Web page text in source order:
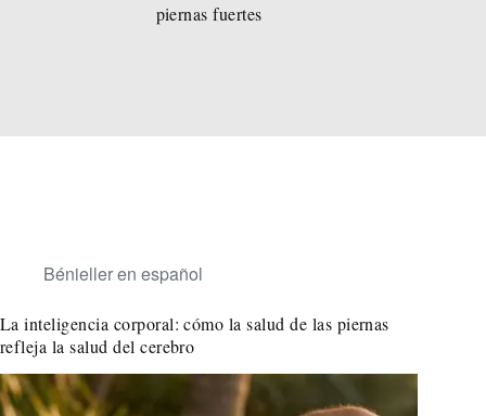
piernas fuertes
Bénieller en español
La inteligencia corporal: cómo la salud de las piernas
refleja la salud del cerebro